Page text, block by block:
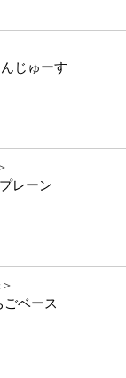
じゅーす
レーン
ベース